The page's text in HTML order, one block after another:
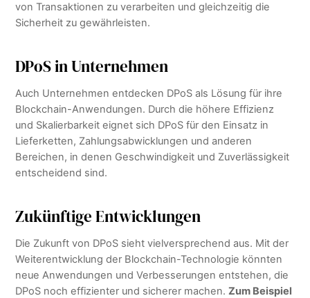
von Transaktionen zu verarbeiten und gleichzeitig die
Sicherheit zu gewährleisten.
DPoS in Unternehmen
Auch Unternehmen entdecken DPoS als Lösung für ihre
Blockchain-Anwendungen. Durch die höhere Effizienz
und Skalierbarkeit eignet sich DPoS für den Einsatz in
Lieferketten, Zahlungsabwicklungen und anderen
Bereichen, in denen Geschwindigkeit und Zuverlässigkeit
entscheidend sind.
Zukünftige Entwicklungen
Die Zukunft von DPoS sieht vielversprechend aus. Mit der
Weiterentwicklung der Blockchain-Technologie könnten
neue Anwendungen und Verbesserungen entstehen, die
DPoS noch effizienter und sicherer machen.Zum Beispiel